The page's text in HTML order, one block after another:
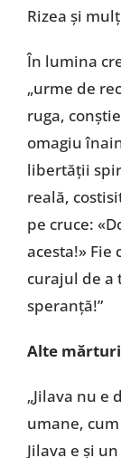
Rizea și
În lumina
„urme de
ruga,
omagiu
libertății
reală,
pe cruce:
acesta!» Fie
curajul de a
speranță!”
Alte
„Jilava nu
umane,
Jilava e și